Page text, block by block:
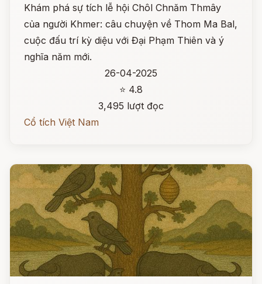
Khám phá sự tích lễ hội Chôl Chnăm Thmây
của người Khmer: câu chuyện về Thom Ma Bal,
cuộc đấu trí kỳ diệu với Đại Phạm Thiên và ý
nghĩa năm mới.
26-04-2025
⭐ 4.8
3,495 lượt đọc
Cổ tích Việt Nam